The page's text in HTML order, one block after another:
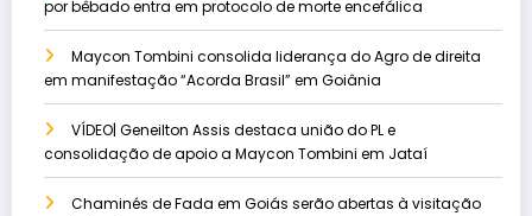
por bêbado entra em protocolo de morte encefálica
Maycon Tombini consolida liderança do Agro de direita
em manifestação “Acorda Brasil” em Goiânia
VÍDEO| Geneilton Assis destaca união do PL e
consolidação de apoio a Maycon Tombini em Jataí
Chaminés de Fada em Goiás serão abertas à visitação